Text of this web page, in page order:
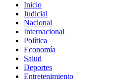
Inicio
Judicial
Nacional
Internacional
Política
Economía
Salud
Deportes
Entretenimiento